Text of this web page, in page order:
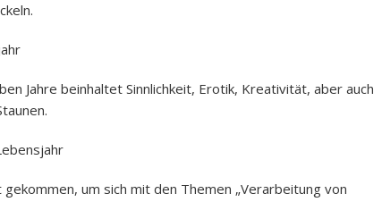
Jahre beinhaltet Sinnlichkeit, Erotik, Kreativität, aber auch
um sich mit den Themen „Verarbeitung von